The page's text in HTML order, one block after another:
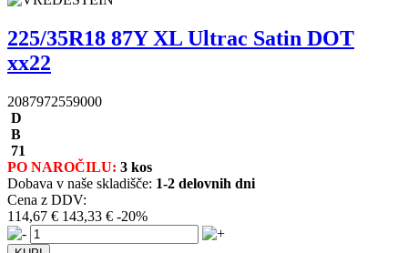
225/35R18 87Y XL Ultrac Satin DOT
xx22
2087972559000
D
B
71
PO NAROČILU: 3 kos
Dobava v naše skladišče: 1-2 delovnih dni
Cena z DDV:
114,67 € 143,33 € -20%